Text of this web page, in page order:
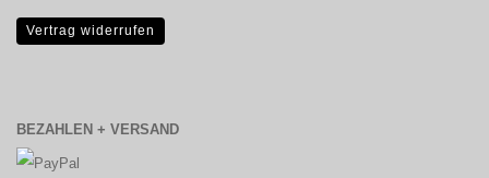
Vertrag widerrufen
BEZAHLEN + VERSAND